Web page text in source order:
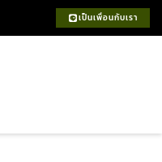
เป็นเพื่อนกับเรา